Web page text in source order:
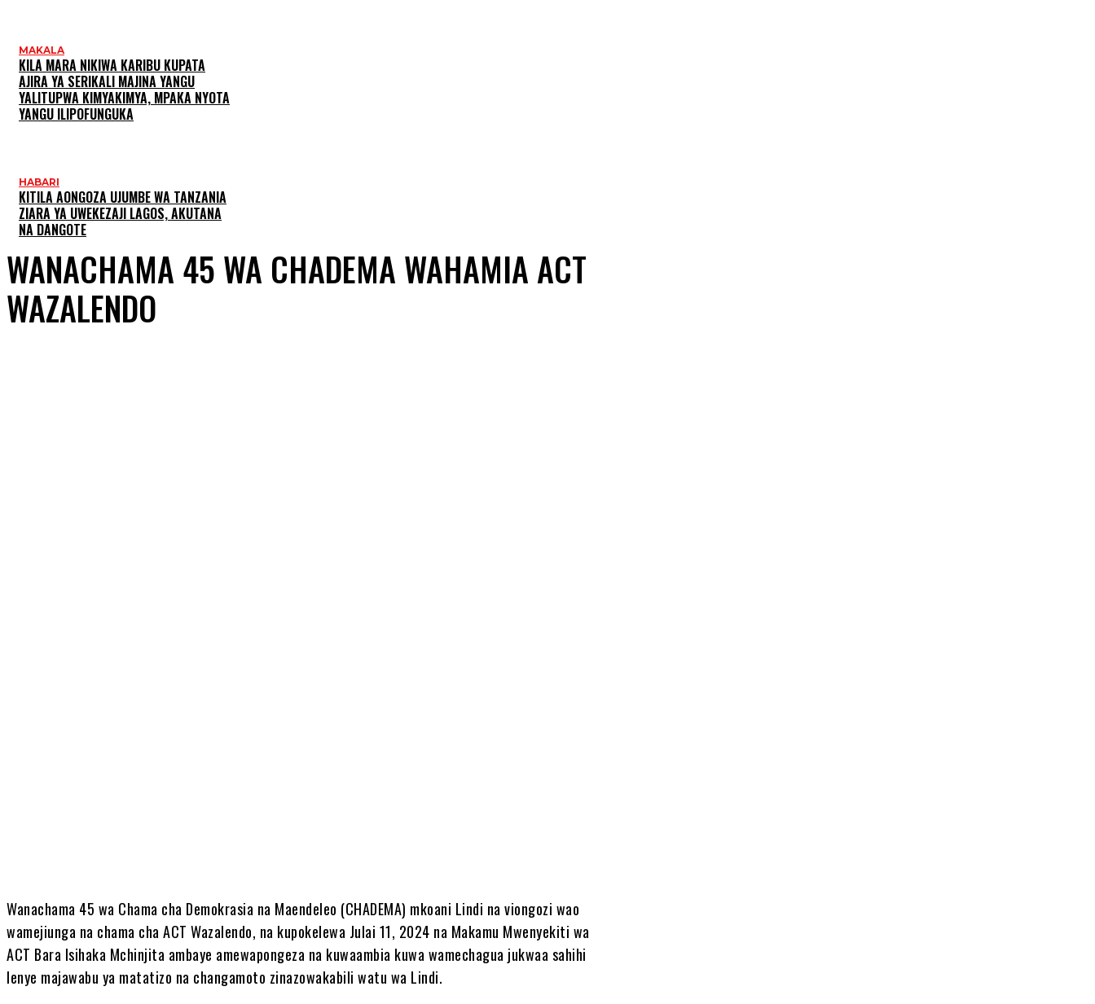
MAKALA
KILA MARA NIKIWA KARIBU KUPATA
AJIRA YA SERIKALI MAJINA YANGU
YALITUPWA KIMYAKIMYA, MPAKA NYOTA
YANGU ILIPOFUNGUKA
HABARI
KITILA AONGOZA UJUMBE WA TANZANIA
ZIARA YA UWEKEZAJI LAGOS, AKUTANA
NA DANGOTE
WANACHAMA 45 WA CHADEMA WAHAMIA ACT
WAZALENDO
Wanachama 45 wa Chama cha Demokrasia na Maendeleo (CHADEMA) mkoani Lindi na viongozi wao
wamejiunga na chama cha ACT Wazalendo, na kupokelewa Julai 11, 2024 na Makamu Mwenyekiti wa
ACT Bara Isihaka Mchinjita ambaye amewapongeza na kuwaambia kuwa wamechagua jukwaa sahihi
lenye majawabu ya matatizo na changamoto zinazowakabili watu wa Lindi.